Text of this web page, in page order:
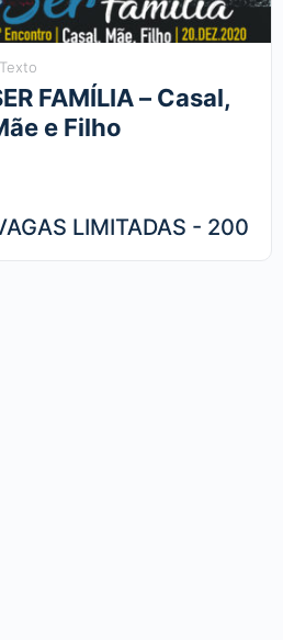
FAMÍLIA – Casal,
e Filho
LIMITADAS - 200